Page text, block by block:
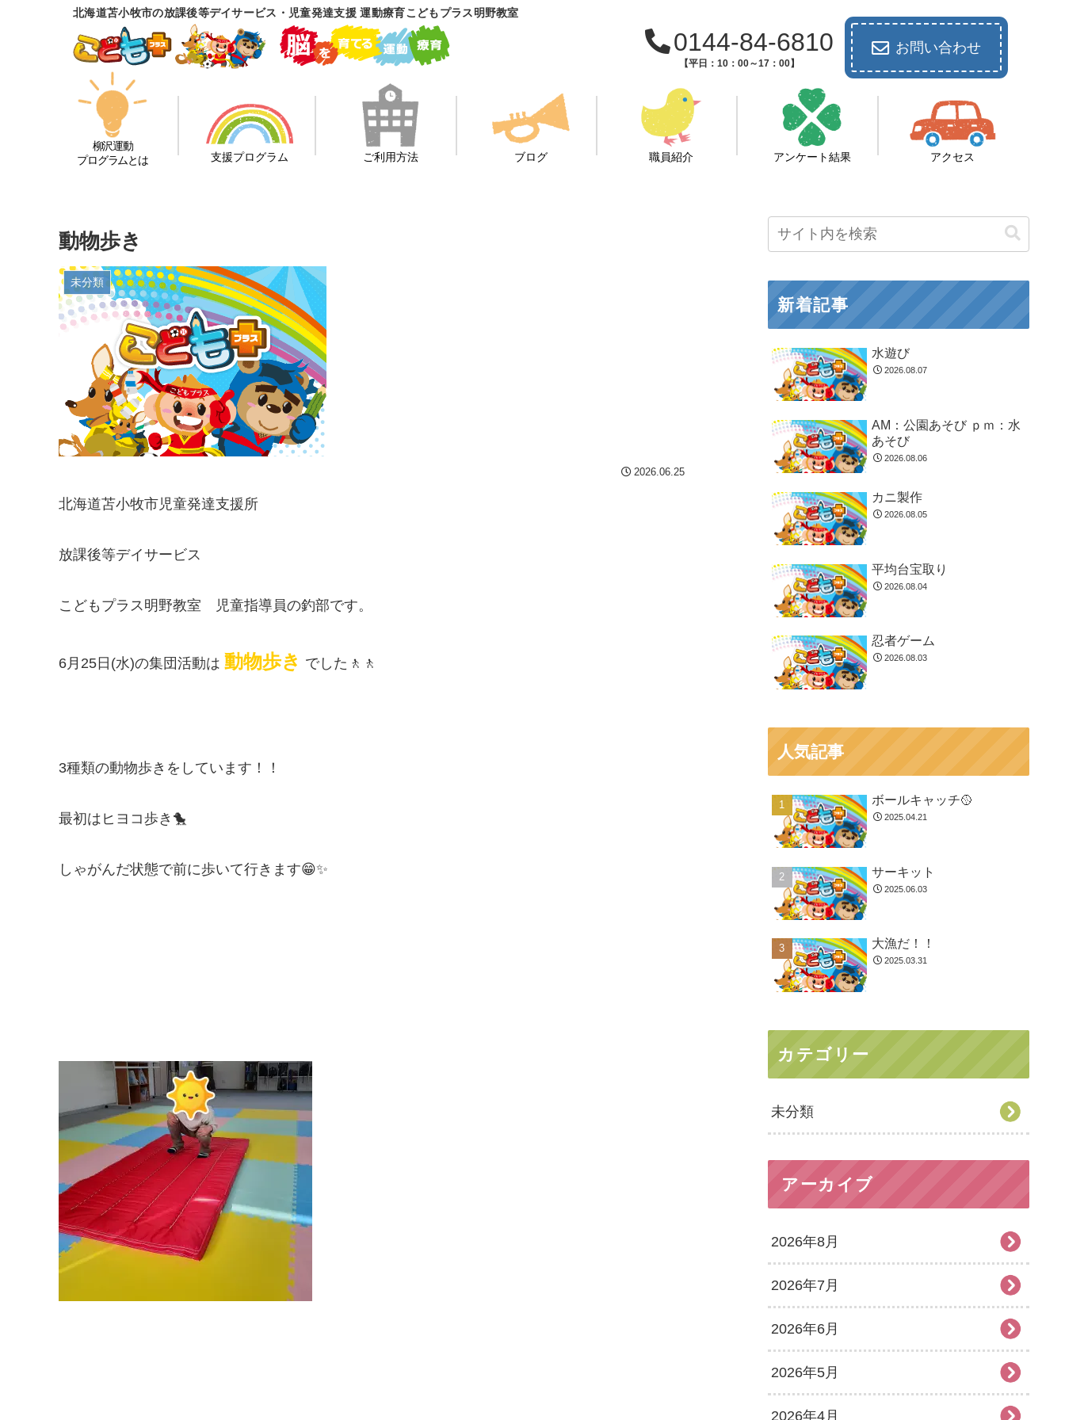
北海道苫小牧市の放課後等デイサービス・児童発達支援 運動療育こどもプラス明野教室
0144-84-6810
【平日：10：00～17：00】
お問い合わせ
柳沢運動
プログラムとは
支援プログラム ご利用方法 ブログ 職員紹介 アンケート結果 アクセス
動物歩き
未分類
2026.06.25
北海道苫小牧市児童発達支援所
放課後等デイサービス
こどもプラス明野教室 児童指導員の釣部です。
6月25日(水)の集団活動は 動物歩き でした🚶🚶
3種類の動物歩きをしています！！
最初はヒヨコ歩き🐤
しゃがんだ状態で前に歩いて行きます😁✨
新着記事
水遊び
2026.08.07
AM：公園あそび ｐｍ：水
あそび
2026.08.06
カニ製作
2026.08.05
平均台宝取り
2026.08.04
忍者ゲーム
2026.08.03
人気記事
ボールキャッチ🥎
2025.04.21
サーキット
2025.06.03
大漁だ！！
2025.03.31
カテゴリー
未分類
アーカイブ
2026年8月
2026年7月
2026年6月
2026年5月
2026年4月